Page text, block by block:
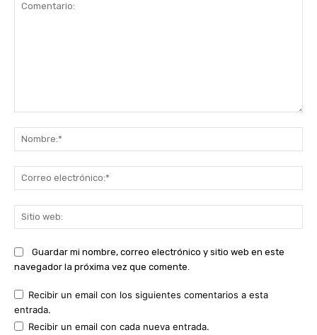
Guardar mi nombre, correo electrónico y sitio web en este
navegador la próxima vez que comente.
Recibir un email con los siguientes comentarios a esta
entrada.
Recibir un email con cada nueva entrada.